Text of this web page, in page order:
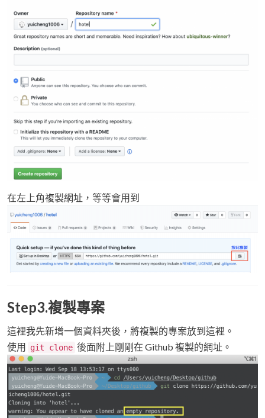
在左上角複製網址，等等會用到
Step3.複製專案
這裡我先新增一個資料夾後，將複製的專案放到這裡。
使用 git clone 後面附上剛剛在 Github 複製的網址。